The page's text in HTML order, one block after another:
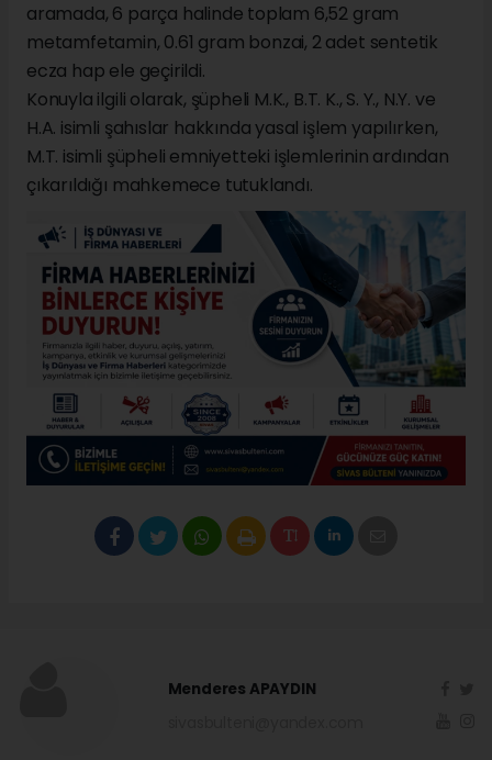
aramada, 6 parça halinde toplam 6,52 gram
metamfetamin, 0.61 gram bonzai, 2 adet sentetik
ecza hap ele geçirildi.
Konuyla ilgili olarak, şüpheli M.K., B.T. K., S. Y., N.Y. ve
H.A. isimli şahıslar hakkında yasal işlem yapılırken,
M.T. isimli şüpheli emniyetteki işlemlerinin ardından
çıkarıldığı mahkemece tutuklandı.
Menderes APAYDIN